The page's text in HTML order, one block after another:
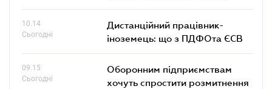
10.14
Сьогодні
Дистанційний працівник-
іноземець: що з ПДФОта ЄСВ
09.15
Сьогодні
Оборонним підприємствам
хочуть спростити розмитнення